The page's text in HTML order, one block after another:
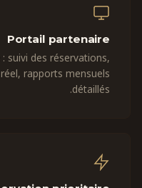
Portail partenaire
suivi des réservations,
rapports mensuels
détaillés.